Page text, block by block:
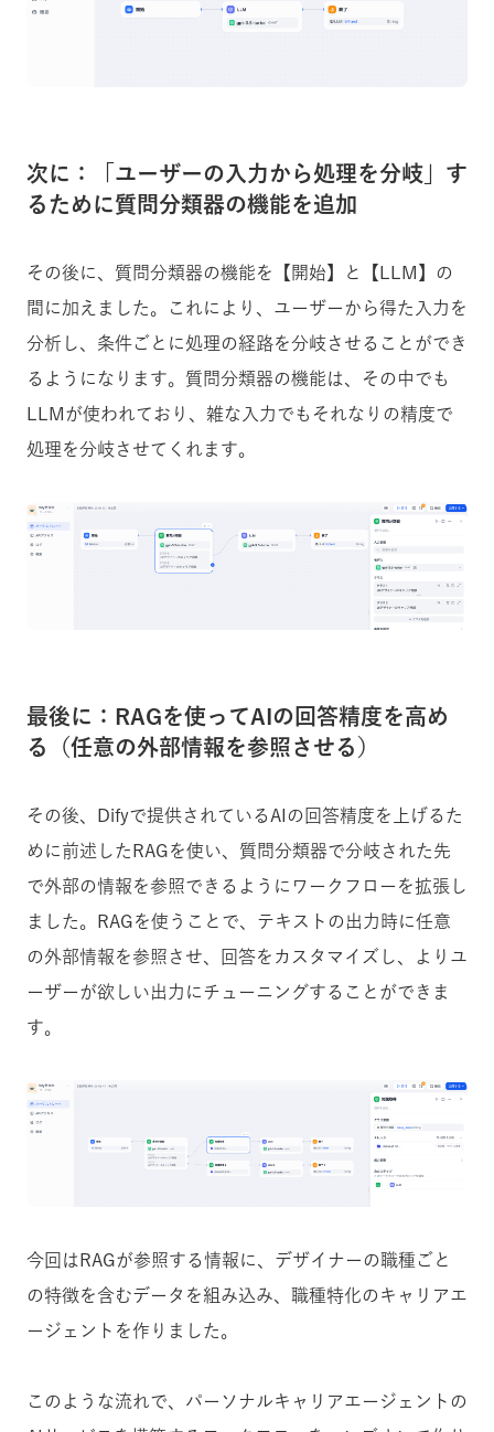
次に：「ユーザーの入力から処理を分岐」す
るために質問分類器の機能を追加
その後に、質問分類器の機能を【開始】と【LLM】の
間に加えました。これにより、ユーザーから得た入力を
分析し、条件ごとに処理の経路を分岐させることができ
るようになります。質問分類器の機能は、その中でも
LLMが使われており、雑な入力でもそれなりの精度で
処理を分岐させてくれます。
最後に：RAGを使ってAIの回答精度を高め
る（任意の外部情報を参照させる）
その後、Difyで提供されているAIの回答精度を上げるた
めに前述したRAGを使い、質問分類器で分岐された先
で外部の情報を参照できるようにワークフローを拡張し
ました。RAGを使うことで、テキストの出力時に任意
の外部情報を参照させ、回答をカスタマイズし、よりユ
ーザーが欲しい出力にチューニングすることができま
す。
今回はRAGが参照する情報に、デザイナーの職種ごと
の特徴を含むデータを組み込み、職種特化のキャリアエ
ージェントを作りました。
このような流れで、パーソナルキャリアエージェントの